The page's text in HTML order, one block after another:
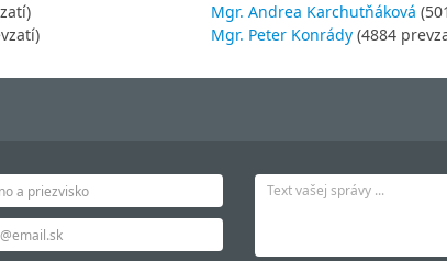
Mgr. Andrea Karchutňáková
Mgr. Peter Konrády (4884